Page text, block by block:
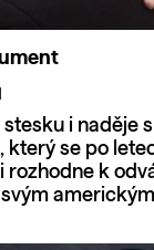
i naděje
který se po
rozhodne k